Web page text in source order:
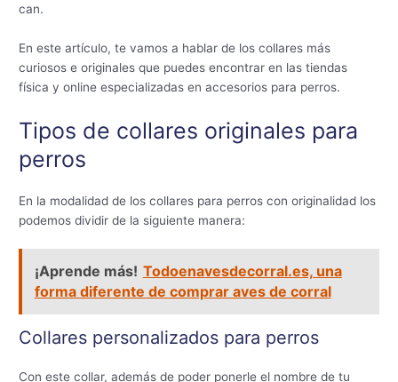
can.
En este artículo, te vamos a hablar de los collares más
curiosos e originales que puedes encontrar en las tiendas
física y online especializadas en accesorios para perros.
Tipos de collares originales para
perros
En la modalidad de los collares para perros con originalidad los
podemos dividir de la siguiente manera:
¡Aprende más! Todoenavesdecorral.es, una
forma diferente de comprar aves de corral
Collares personalizados para perros
Con este collar, además de poder ponerle el nombre de tu